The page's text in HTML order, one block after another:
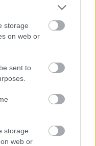
storage
on web or
sent to
storage
web or
gadiem, tad
pamatnes asfalts
katru gadu,
pastāvīgo
to nevar
Ziņot